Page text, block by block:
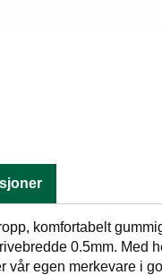
komfortabelt
0.5mm. Med
vår egen merkevare i